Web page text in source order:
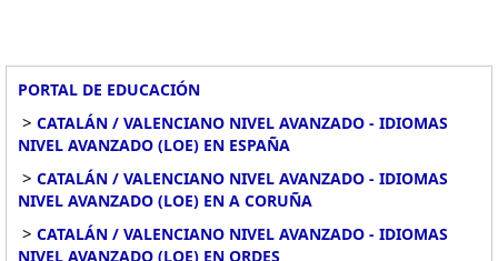
PORTAL DE EDUCACIÓN
> CATALÁN / VALENCIANO NIVEL AVANZADO - IDIOMAS
NIVEL AVANZADO (LOE) EN ESPAÑA
> CATALÁN / VALENCIANO NIVEL AVANZADO - IDIOMAS
NIVEL AVANZADO (LOE) EN A CORUÑA
> CATALÁN / VALENCIANO NIVEL AVANZADO - IDIOMAS
NIVEL AVANZADO (LOE) EN ORDES